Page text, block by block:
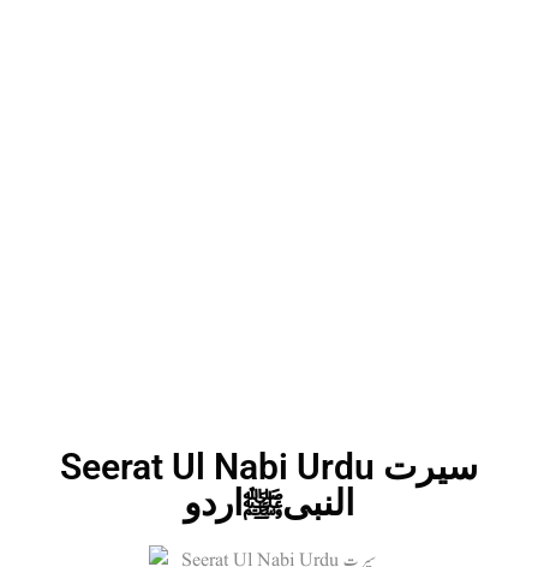
Seerat Ul Nabi Urdu سیرت
النبیﷺاردو